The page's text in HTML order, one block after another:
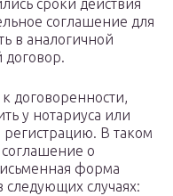
сроки действия
соглашение для
в аналогичной
договор.
договоренности,
у нотариуса или
регистрацию. В таком
о
форма
следующих случаях: